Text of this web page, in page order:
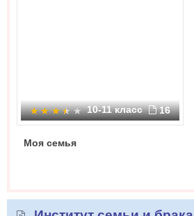
10-11 класс 16
Моя семья